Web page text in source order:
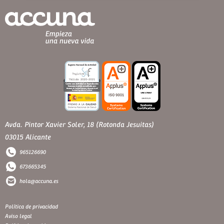
Avda. Pintor Xavier Soler, 18 (Rotonda Jesuitas)
03015 Alicante
965126690
673665345
hola@accuna.es
Política de privacidad
Aviso legal